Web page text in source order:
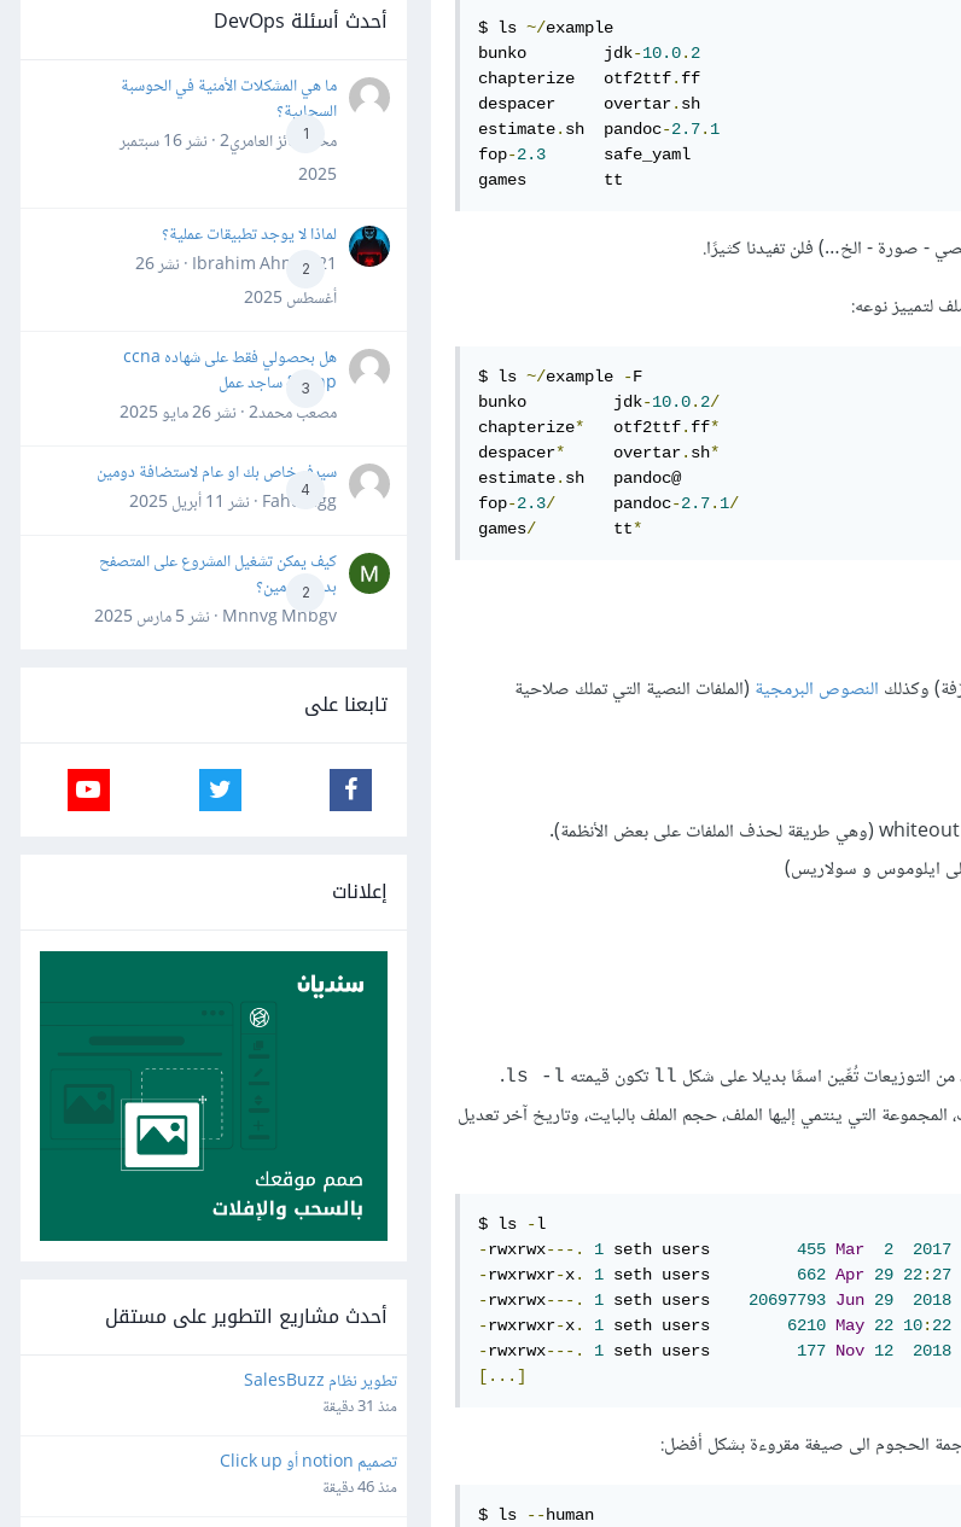
$ ls ~/example
bunko        jdk-10.0. 2
chapterize   otf2ttf. ff
despacer     overtar. sh
estimate. sh  pandoc-2.7. 1
fop-2.3
      safe_yaml
games        tt
- صورة - الخ…) فلن تفيدنا كثيرًا.
لتمييز نوعه:
$ ls ~/example -F
bunko         jdk-10.0. 2/
chapterize*
   otf2ttf
. ff*
despacer*
     overtar
. sh*
estimate. sh   pandoc@
fop-2.3/
      pandoc
-2.7. 1/
games/
        tt
*
وكذلك النصوص البرمجية (الملفات النصية التي تملك صلاحية
ايلوموس و سولاريس)
من التوزيعات تُعِّين اسمًا بديلا على شكل ll تكون قيمته ls -l
.
التي ينتمي إليها الملف، حجم الملف بالبايت، وتاريخ آخر تعديل
$ ls -
-rwxrwx---. 1 seth users 455 Mar 2 2017
-rwxrwxr-x. 1 seth users 662 Apr 29 22: 27
-rwxrwx---. 1 seth users 20697793 Jun 29 2018
-rwxrwxr-x. 1 seth users 6210 May 22 10: 22
-rwxrwx---. 1 seth users 177 Nov 12 2018
[...]
الحجوم الى صيغة مقروءة بشكل أفضل:
$ ls --
أحدث أسئلة DevOps
1
ما هي المشكلات الأمنية في الحوسبة
السحابية؟
محمد فائز العامري2 · نشر
16 سبتمبر
2025
2
لماذا لا يوجد تطبيقات عملية؟
Ibrahim Ahmed21 · نشر
26
أغسطس 2025
3
هل بحصولي فقط على شهاده ccna
&ccnp ساجد عمل
مصعب محمد2 · نشر
26 مايو 2025
4
سيرفر خاص بك او عام لاستضافة دومين
Fahd Ggg · نشر
11 أبريل 2025
2
كيف يمكن تشغيل المشروع على المتصفح
بدون دومين؟
Mnnvg Mnbgv · نشر
5 مارس 2025
تابعنا على
إعلانات
أحدث مشاريع التطوير على مستقل
تطوير نظام SalesBuzz
منذ 31 دقيقة
تصميم notion أو Click up
منذ 46 دقيقة